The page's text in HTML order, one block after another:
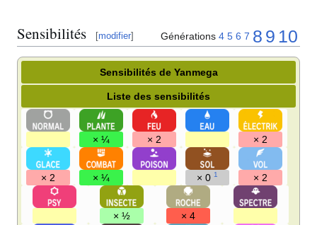
Sensibilités [modifier] Générations 4 5 6 7 8 9 10
Sensibilités de Yanmega
Liste des sensibilités
× ¼ × 2 × 2
× 2 × ¼ × 01 × 2
× ½ × 4